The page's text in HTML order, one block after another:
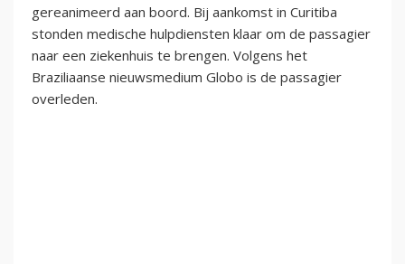
gereanimeerd aan boord. Bij aankomst in Curitiba
stonden medische hulpdiensten klaar om de passagier
naar een ziekenhuis te brengen. Volgens het
Braziliaanse nieuwsmedium Globo is de passagier
overleden.